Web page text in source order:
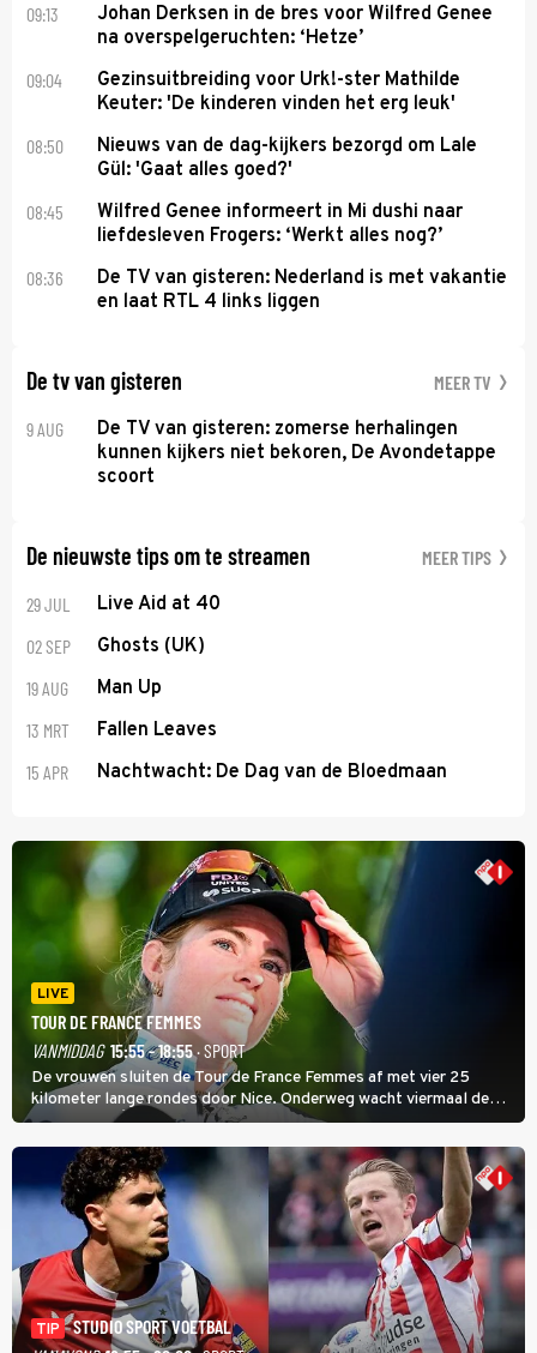
09:13
Johan Derksen in de bres voor Wilfred Genee
na overspelgeruchten: ‘Hetze’
09:04
Gezinsuitbreiding voor Urk!-ster Mathilde
Keuter: 'De kinderen vinden het erg leuk'
08:50
Nieuws van de dag-kijkers bezorgd om Lale
Gül: 'Gaat alles goed?'
08:45
Wilfred Genee informeert in Mi dushi naar
liefdesleven Frogers: ‘Werkt alles nog?’
08:36
De TV van gisteren: Nederland is met vakantie
en laat RTL 4 links liggen
De tv van gisteren MEER TV
9 AUG
De TV van gisteren: zomerse herhalingen
kunnen kijkers niet bekoren, De Avondetappe
scoort
De nieuwste tips om te streamen MEER TIPS
29 JUL Live Aid at 40
02 SEP Ghosts (UK)
19 AUG Man Up
13 MRT Fallen Leaves
15 APR Nachtwacht: De Dag van de Bloedmaan
LIVE
TOUR DE FRANCE FEMMES
VANMIDDAG 15:55 - 18:55· SPORT
De vrouwen sluiten de Tour de France Femmes af met vier 25
kilometer lange rondes door Nice. Onderweg wacht viermaal de
zware Col d'Èze. Aan de finish op de Promenade des Anglais krijgt
de eindwinnaar de laatste gele trui.
TIP
STUDIO SPORT VOETBAL